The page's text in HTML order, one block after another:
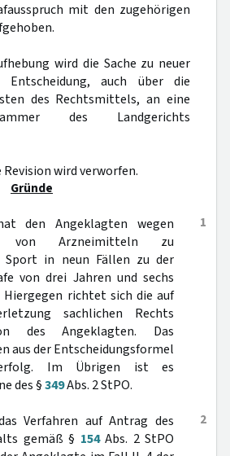
mit den zugehörigen
wird die Sache zu neuer
Entscheidung, auch über die
des Rechtsmittels, an eine
des Landgerichts
wird verworfen.
Gründe
1
den Angeklagten wegen
von Arzneimitteln zu
Sport in neun Fällen zu der
von drei Jahren und sechs
richtet sich die auf
sachlichen Rechts
des Angeklagten. Das
aus der Entscheidungsformel
Im Übrigen ist es
des §349Abs. 2 StPO.
2
Verfahren auf Antrag des
gemäß § 154Abs. 2 StPO